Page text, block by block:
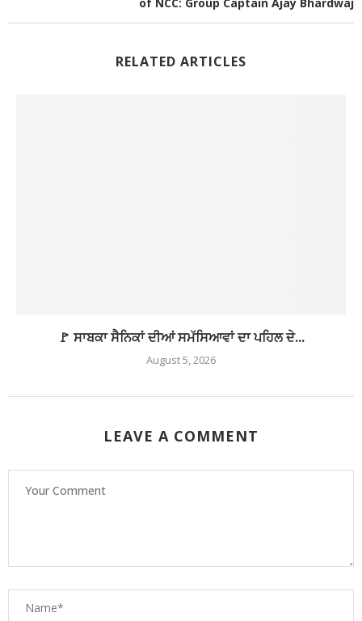
of NCC: Group Captain Ajay Bhardwaj
RELATED ARTICLES
🚩 ਸਾਬਕਾ ਸੈਨਿਕਾਂ ਦੀਆਂ ਸਮੱਸਿਆਵਾਂ ਦਾ ਪਹਿਲ ਦੇ...
August 5, 2026
LEAVE A COMMENT